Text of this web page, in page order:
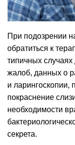
При подозрении
обратиться к
типичных
жалоб, данных о
и ларингоскопии,
покраснение
необходимости
секрета.